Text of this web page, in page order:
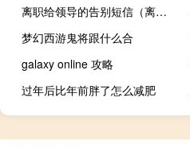
离职给领导的告别短信（离职给领导的告别短信）
梦幻西游鬼将跟什么合
galaxy online 攻略
过年后比年前胖了怎么减肥